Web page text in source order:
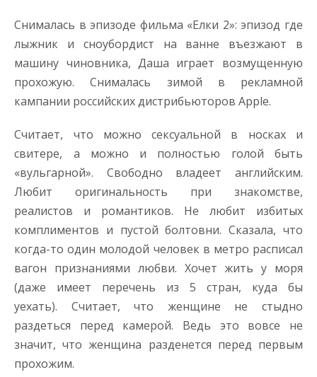
Снималась в эпизоде фильма «Елки 2»: эпизод где
лыжник и сноубордист на ванне въезжают в
машину чиновника, Даша играет возмущенную
прохожую. Снималась зимой в рекламной
кампании российских дистрибьюторов Apple.
Считает, что можно сексуальной в носках и
свитере, а можно и полностью голой быть
«вульгарной». Свободно владеет английским.
Любит оригинальность при знакомстве,
реалистов и романтиков. Не любит избитых
комплиментов и пустой болтовни. Сказала, что
когда-то один молодой человек в метро расписал
вагон признаниями любви. Хочет жить у моря
(даже имеет перечень из 5 стран, куда бы
уехать). Считает, что женщине не стыдно
раздеться перед камерой. Ведь это вовсе не
значит, что женщина разденется перед первым
прохожим.